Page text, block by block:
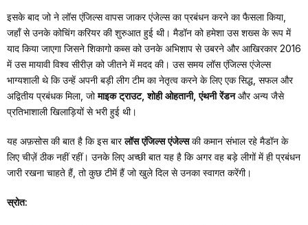
इसके बाद जो ने लॉस एंजिल्स वापस जाकर एंजेल्स का प्रबंधन करने का फैसला किया,
जहाँ से उनके कोचिंग करियर की शुरुआत हुई थी। मैडॉन को हमेशा उस शख्स के रूप में
याद किया जाएगा जिसने शिकागो कब्स को उनके अभिशाप से उबरने और आखिरकार 2016
में उस मायावी विश्व सीरीज़ को जीतने में मदद की। उस समय लॉस एंजिल्स एंजेल्स
भाग्यशाली थे कि उन्हें अपनी बड़ी लीग टीम का नेतृत्व करने के लिए एक सिद्ध, सफल और
अद्वितीय प्रबंधक मिला, जोमाइक ट्राउट, शोही ओहतानी, एंथनी रेंडनऔर अन्य जैसे
प्रतिभाशाली खिलाड़ियों से भरी हुई थी।
यह अफ़सोस की बात है कि इस बारलॉस एंजिल्स एंजेल्सकी कमान संभाल रहे मैडॉन के
लिए चीज़ें ठीक नहीं रहीं। उनके लिए अच्छी बात यह है कि अगर वह बड़े लीगों में ही प्रबंधन
जारी रखना चाहते हैं, तो कुछ टीमें हैं जो खुले दिल से उनका स्वागत करेंगी।
स्रोत: